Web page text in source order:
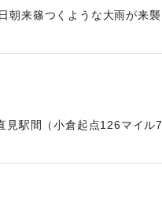
朝来篠つくような大雨が来襲
したため、寺々の鐘を乱打
け、材木の始末をするなどな
の電灯を転じ便宜を与えた。
8面】
駅間（小倉起点126マイル
佐伯発下り列車は直見駅手
駅寄り引き返すのをやむな
、武所長以下、笹田運転主任